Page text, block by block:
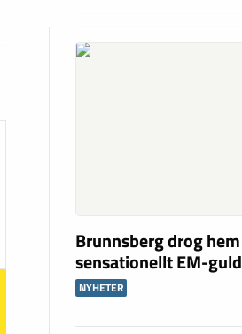
Brunnsberg drog hem
sensationellt EM-guld
NYHETER